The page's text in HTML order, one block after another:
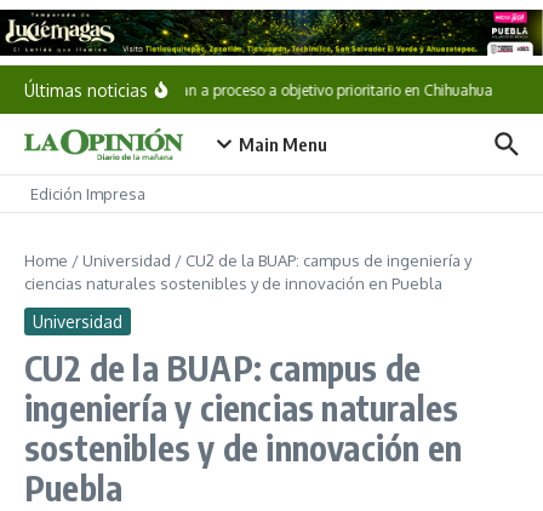
Saltar al contenido
Últimas noticiasVinculan a proceso a objetivo prioritario en Chihuahua
Main Menu
Edición Impresa
Home / Universidad / CU2 de la BUAP: campus de ingeniería y
ciencias naturales sostenibles y de innovación en Puebla
Universidad
CU2 de la BUAP: campus de
ingeniería y ciencias naturales
sostenibles y de innovación en
Puebla